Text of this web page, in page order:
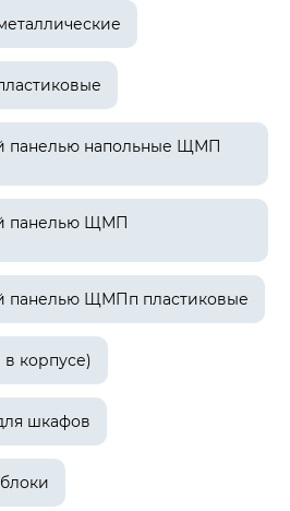
панелью напольные ЩМП
панелью ЩМП
панелью ЩМПп пластиковые
корпусе)
шкафов